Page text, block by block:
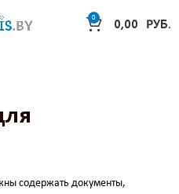
0 0,00 РУБ.
содержать документы,